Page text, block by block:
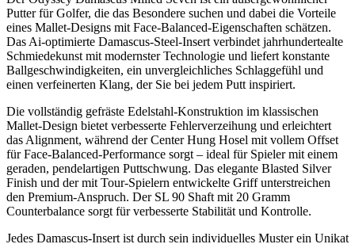
Putter für Golfer, die das Besondere suchen und dabei die Vorteile
eines Mallet-Designs mit Face-Balanced-Eigenschaften schätzen.
Das Ai-optimierte Damascus-Steel-Insert verbindet jahrhundertealte
Schmiedekunst mit modernster Technologie und liefert konstante
Ballgeschwindigkeiten, ein unvergleichliches Schlaggefühl und
einen verfeinerten Klang, der Sie bei jedem Putt inspiriert.
Die vollständig gefräste Edelstahl-Konstruktion im klassischen
Mallet-Design bietet verbesserte Fehlerverzeihung und erleichtert
das Alignment, während der Center Hung Hosel mit vollem Offset
für Face-Balanced-Performance sorgt – ideal für Spieler mit einem
geraden, pendelartigen Puttschwung. Das elegante Blasted Silver
Finish und der mit Tour-Spielern entwickelte Griff unterstreichen
den Premium-Anspruch. Der SL 90 Shaft mit 20 Gramm
Counterbalance sorgt für verbesserte Stabilität und Kontrolle.
Jedes Damascus-Insert ist durch sein individuelles Muster ein Unikat